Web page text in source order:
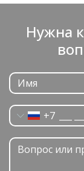
Нужна
+7